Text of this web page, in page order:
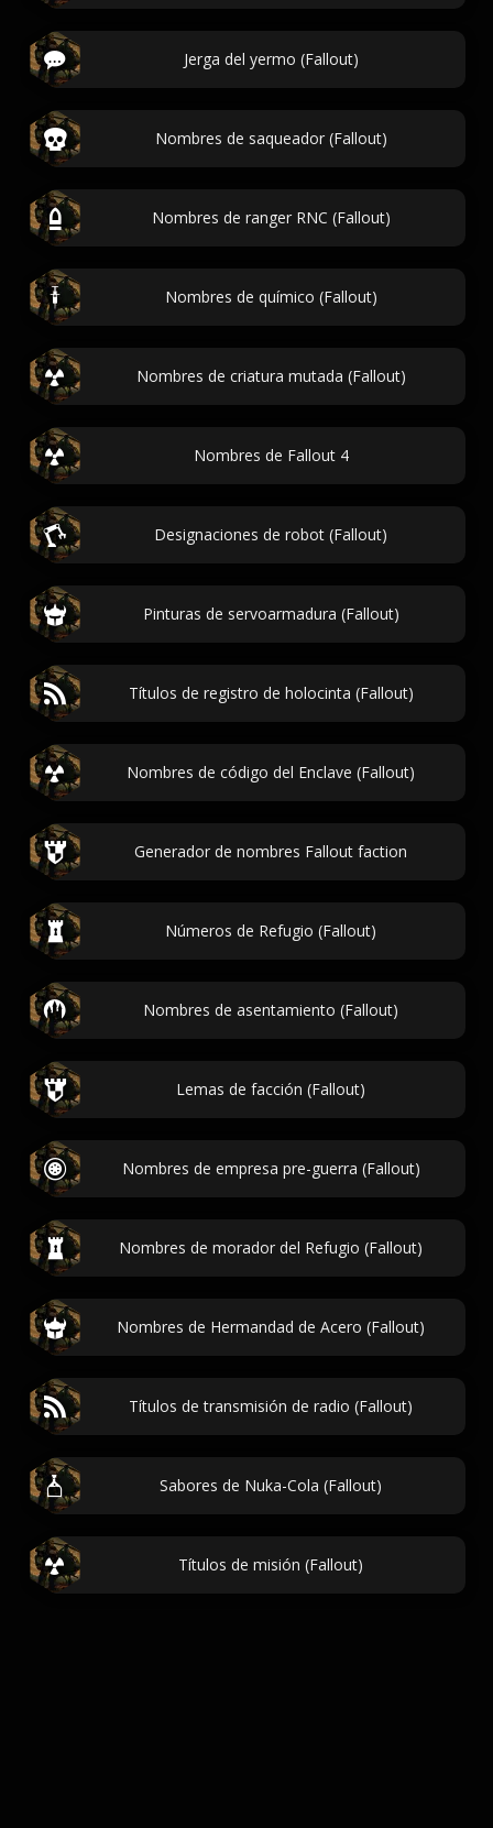
Jerga del yermo (Fallout)
Nombres de saqueador (Fallout)
Nombres de ranger RNC (Fallout)
Nombres de químico (Fallout)
Nombres de criatura mutada (Fallout)
Nombres de Fallout 4
Designaciones de robot (Fallout)
Pinturas de servoarmadura (Fallout)
Títulos de registro de holocinta (Fallout)
Nombres de código del Enclave (Fallout)
Generador de nombres Fallout faction
Números de Refugio (Fallout)
Nombres de asentamiento (Fallout)
Lemas de facción (Fallout)
Nombres de empresa pre-guerra (Fallout)
Nombres de morador del Refugio (Fallout)
Nombres de Hermandad de Acero (Fallout)
Títulos de transmisión de radio (Fallout)
Sabores de Nuka-Cola (Fallout)
Títulos de misión (Fallout)